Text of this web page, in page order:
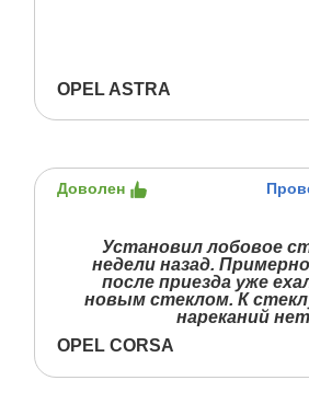
OPEL ASTRA
Доволен
Установил лобовое
недели назад.
после приезда уже
новым стеклом. К
нареканий
OPEL CORSA